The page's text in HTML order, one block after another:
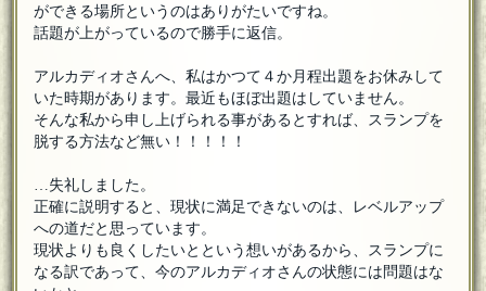
ができる場所というのはありがたいですね。
話題が上がっているので勝手に返信。
アルカディオさんへ、私はかつて４か月程出題をお休みして
いた時期があります。最近もほぼ出題はしていません。
そんな私から申し上げられる事があるとすれば、スランプを
脱する方法など無い！！！！！
…失礼しました。
正確に説明すると、現状に満足できないのは、レベルアップ
への道だと思っています。
現状よりも良くしたいとという想いがあるから、スランプに
なる訳であって、今のアルカディオさんの状態には問題はな